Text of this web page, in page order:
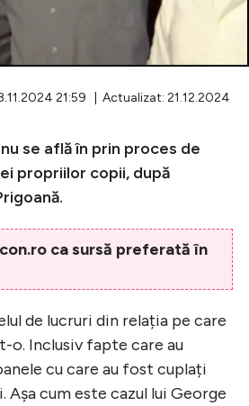
cont
cont
21:59 | Actualizat: 21.12.2024
se află în prin proces de
propriilor copii, după
ca sursă preferată în
de lucruri din relația pe care
o. Inclusiv fapte care au
cu care au fost cuplați
Așa cum este cazul lui George